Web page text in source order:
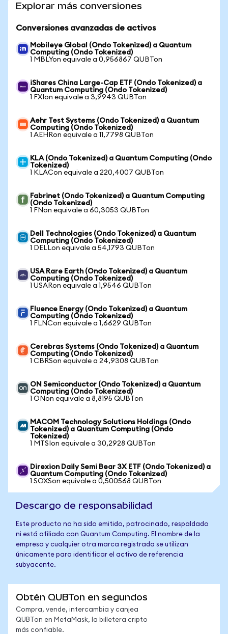
Explorar más conversiones
Conversiones avanzadas de activos
Mobileye Global (Ondo Tokenized) a Quantum
Computing (Ondo Tokenized)
1 MBLYon equivale a 0,956867 QUBTon
iShares China Large-Cap ETF (Ondo Tokenized) a
Quantum Computing (Ondo Tokenized)
1 FXIon equivale a 3,9943 QUBTon
Aehr Test Systems (Ondo Tokenized) a Quantum
Computing (Ondo Tokenized)
1 AEHRon equivale a 11,7798 QUBTon
KLA (Ondo Tokenized) a Quantum Computing (Ondo
Tokenized)
1 KLACon equivale a 220,4007 QUBTon
Fabrinet (Ondo Tokenized) a Quantum Computing
(Ondo Tokenized)
1 FNon equivale a 60,3053 QUBTon
Dell Technologies (Ondo Tokenized) a Quantum
Computing (Ondo Tokenized)
1 DELLon equivale a 54,1793 QUBTon
USA Rare Earth (Ondo Tokenized) a Quantum
Computing (Ondo Tokenized)
1 USARon equivale a 1,9546 QUBTon
Fluence Energy (Ondo Tokenized) a Quantum
Computing (Ondo Tokenized)
1 FLNCon equivale a 1,6629 QUBTon
Cerebras Systems (Ondo Tokenized) a Quantum
Computing (Ondo Tokenized)
1 CBRSon equivale a 24,9308 QUBTon
ON Semiconductor (Ondo Tokenized) a Quantum
Computing (Ondo Tokenized)
1 ONon equivale a 8,8195 QUBTon
MACOM Technology Solutions Holdings (Ondo
Tokenized) a Quantum Computing (Ondo
Tokenized)
1 MTSIon equivale a 30,2928 QUBTon
Direxion Daily Semi Bear 3X ETF (Ondo Tokenized) a
Quantum Computing (Ondo Tokenized)
1 SOXSon equivale a 0,500568 QUBTon
Descargo de responsabilidad
Este producto no ha sido emitido, patrocinado, respaldado
ni está afiliado con Quantum Computing. El nombre de la
empresa y cualquier otra marca registrada se utilizan
únicamente para identificar el activo de referencia
subyacente.
Obtén QUBTon en segundos
Compra, vende, intercambia y canjea
QUBTon en MetaMask, la billetera cripto
más confiable.